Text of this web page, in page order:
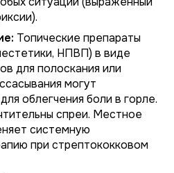
Топические препараты
НПВП) в виде
для полоскания или
могут
облегчения боли в горле.
спреи. Местное
системную
при стрептококковом